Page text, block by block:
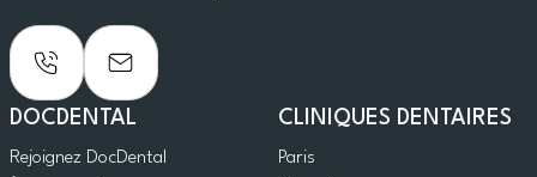
DOCDENTAL
Rejoignez DocDental
CLINIQUES DENTAIRES
Paris